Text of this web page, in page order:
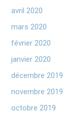
avril 2020
mars 2020
février 2020
janvier 2020
décembre 2019
novembre 2019
octobre 2019